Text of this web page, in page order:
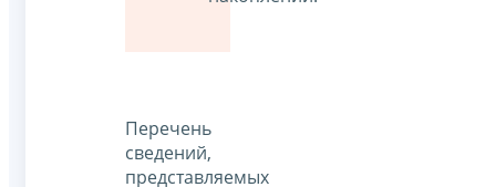
Перечень
сведений,
представляемых